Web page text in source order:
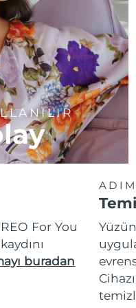
For You
buradan